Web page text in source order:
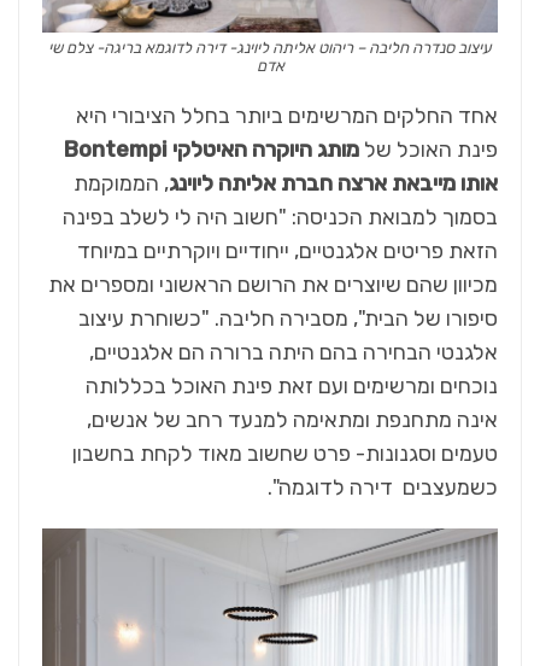
עיצוב סנדרה חליבה – ריהוט אליתה ליוינג- דירה לדוגמא בריגה- צלם שי
אדם
אחד החלקים המרשימים ביותר בחלל הציבורי היא
פינת האוכל של
מותג היוקרה האיטלקי Bontempi
אותו מייבאת ארצה חברת אליתה ליוינג, הממוקמת
בסמוך למבואת הכניסה: "חשוב היה לי לשלב בפינה
הזאת פריטים אלגנטיים, ייחודיים ויוקרתיים במיוחד
מכיוון שהם שיוצרים את הרושם הראשוני ומספרים את
סיפורו של הבית", מסבירה חליבה. "כשוחרת עיצוב
אלגנטי הבחירה בהם היתה ברורה הם אלגנטיים,
נוכחים ומרשימים ועם זאת פינת האוכל בכללותה
אינה מתחנפת ומתאימה למנעד רחב של אנשים,
טעמים וסגנונות- פרט שחשוב מאוד לקחת בחשבון
כשמעצבים דירה לדוגמה".